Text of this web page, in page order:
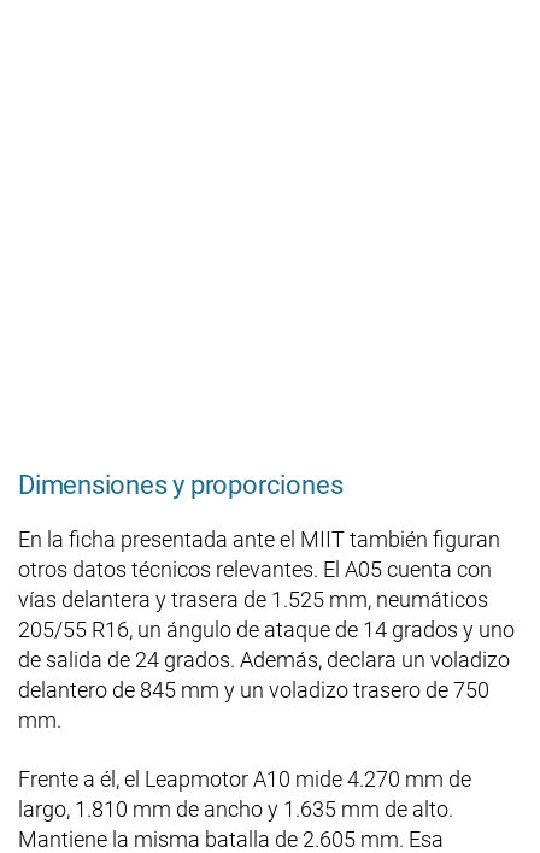
Dimensiones y proporciones
En la ficha presentada ante el MIIT también figuran
otros datos técnicos relevantes. El A05 cuenta con
vías delantera y trasera de 1.525 mm, neumáticos
205/55 R16, un ángulo de ataque de 14 grados y uno
de salida de 24 grados. Además, declara un voladizo
delantero de 845 mm y un voladizo trasero de 750
mm.
Frente a él, el Leapmotor A10 mide 4.270 mm de
largo, 1.810 mm de ancho y 1.635 mm de alto.
Mantiene la misma batalla de 2.605 mm. Esa